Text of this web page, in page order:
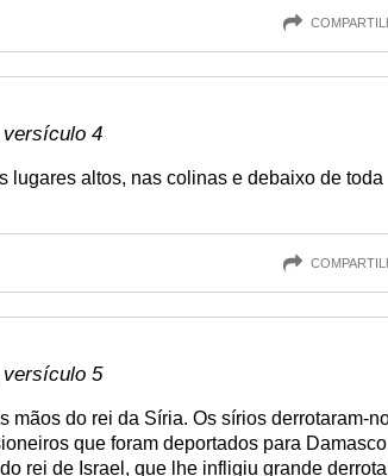
versículo 4
lugares altos, nas colinas e debaixo de toda
versículo 5
mãos do rei da Síria. Os sírios derrotaram-
que foram deportados para
rei de Israel, que lhe infligiu grande